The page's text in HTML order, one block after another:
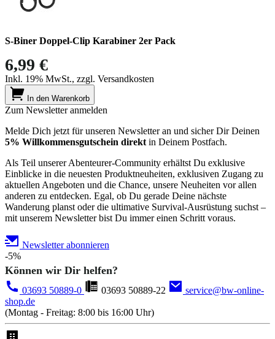
S-Biner Doppel-Clip Karabiner 2er Pack
6,99 €
Inkl. 19% MwSt., zzgl. Versandkosten
In den Warenkorb
Zum Newsletter anmelden
Melde Dich jetzt für unseren Newsletter an und sicher Dir Deinen
5% Willkommensgutschein direkt in Deinem Postfach.
Als Teil unserer Abenteurer-Community erhältst Du exklusive
Einblicke in die neuesten Produktneuheiten, exklusiven Zugang zu
aktuellen Angeboten und die Chance, unsere Neuheiten vor allen
anderen zu entdecken. Egal, ob Du gerade Deine nächste
Wanderung planst oder die ultimative Survival-Ausrüstung suchst –
mit unserem Newsletter bist Du immer einen Schritt voraus.
Newsletter abonnieren
-5%
Können wir Dir helfen?
03693 50889-0 03693 50889-22
service@bw-online-
shop.de
(Montag - Freitag: 8:00 bis 16:00 Uhr)